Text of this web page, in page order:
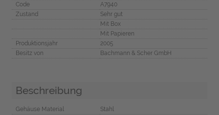
Code
A7940
Zustand
Sehr gut
Mit Box
Mit Papieren
Produktionsjahr
2005
Besitz von
Bachmann & Scher GmbH
Beschreibung
Gehäuse Material
Stahl